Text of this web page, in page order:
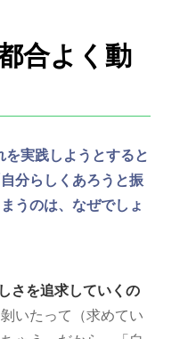
合よく動
実践しようとすると
分らしくあろうと振
うのは、なぜでしょ
さを追求していくの
いたって（求めてい